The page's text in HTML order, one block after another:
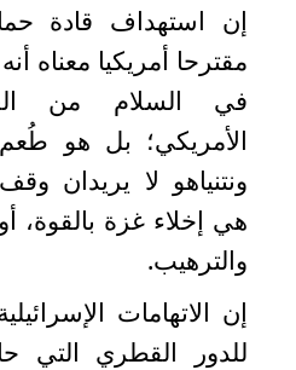
إن استهداف قادة
مقترحا أمريكيا معناه
في السلام من
الأمريكي؛ بل هو
ونتنياهو لا يريدان
هي إخلاء غزة بالقوة،
والترهيب.
إن الاتهامات
للدور القطري التي